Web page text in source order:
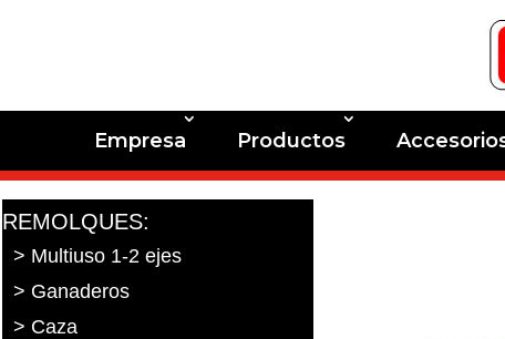
Empresa Productos
REMOLQUES:
> Multiuso 1-2 ejes
> Ganaderos
> Caza